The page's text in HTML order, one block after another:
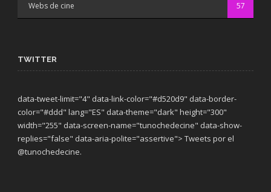
Webs de cine 57
TWITTER
data-tweet-limit="4" data-link-color="#d520d9" data-border-
color="#ddd" lang="ES" data-theme="dark" height="300"
width="255" data-screen-name="tunochedecine" data-show-
replies="false" data-aria-polite="assertive"> Tweets por el
@tunochedecine.